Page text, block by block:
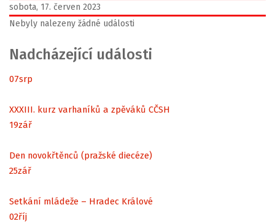
sobota, 17. červen 2023
Nebyly nalezeny žádné události
Nadcházející události
07srp
XXXIII. kurz varhaníků a zpěváků CČSH
19zář
Den novokřtěnců (pražské diecéze)
25zář
Setkání mládeže – Hradec Králové
02říj